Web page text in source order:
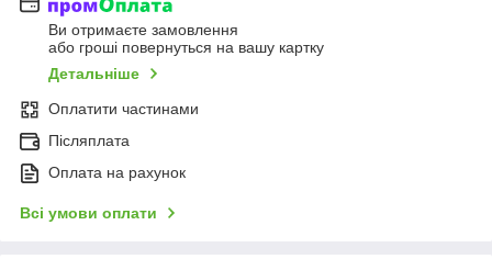
Ви отримаєте замовлення
або гроші повернуться на вашу картку
Детальніше
Оплатити частинами
Післяплата
Оплата на рахунок
Всі умови оплати